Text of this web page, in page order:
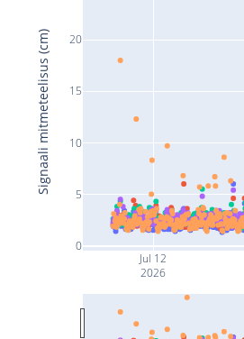
Jul 12
2026
0
5
10
15
20
Signaali mitmeteelisus (cm)